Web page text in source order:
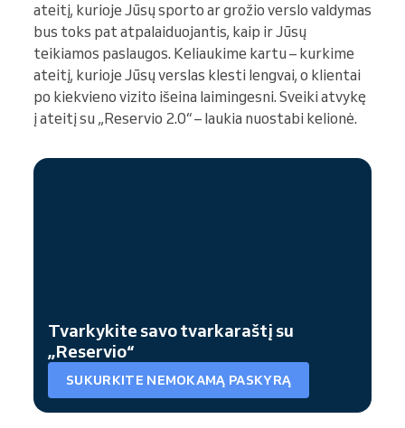
ateitį, kurioje Jūsų sporto ar grožio verslo valdymas
bus toks pat atpalaiduojantis, kaip ir Jūsų
teikiamos paslaugos. Keliaukime kartu – kurkime
ateitį, kurioje Jūsų verslas klesti lengvai, o klientai
po kiekvieno vizito išeina laimingesni. Sveiki atvykę
į ateitį su „Reservio 2.0“ – laukia nuostabi kelionė.
Tvarkykite savo tvarkaraštį su
„Reservio“
SUKURKITE NEMOKAMĄ PASKYRĄ